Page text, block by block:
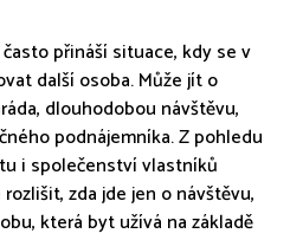
přináší situace, kdy se v
další osoba. Může jít o
dlouhodobou návštěvu,
podnájemníka. Z pohledu
i společenství vlastníků
zda jde jen o návštěvu,
která byt užívá na základě